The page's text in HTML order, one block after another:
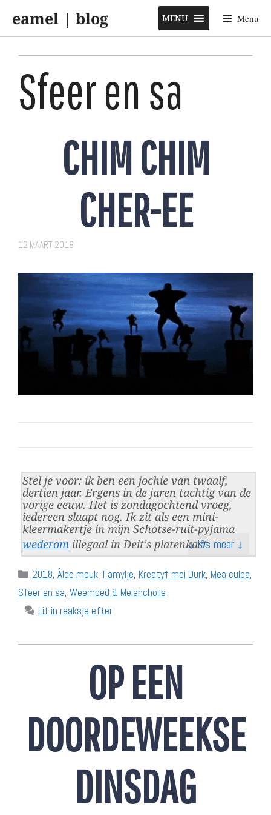
content
eamel | blog Menu
MENU
Sfeer en sa
CHIM CHIM
CHER-EE
12 MAART 2018
Stel je voor: ik ben een jochie van twaalf,
dertien jaar. Ergens in de jaren tachtig van de
vorige eeuw. Het is zondagochtend vroeg,
iedereen slaapt nog. Ik zit als een mini-
kleermakertje in mijn Schotse-ruit-pyjama
wederom illegaal in Deit's platenkast↓ lês mear ↓
Categories
2018,Âlde meuk, Famylje, Kreatyf mei Durk, Mea culpa,
Sfeer en sa, Weemoed & Melancholie
Lit in reaksje efter
OP EEN
DOORDEWEEKSE
DINSDAG